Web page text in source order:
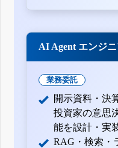
AI Agent エンジ
業務委託
開示資料・決
投資家の意思
能を設計・実
RAG・検索・